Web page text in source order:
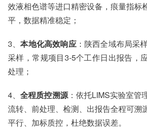
效液相色谱等进口精密设备，痕量指标
平，数据精准稳定；
3、本地化高效响应：陕西全域布局采
采样，常规项目3-5个工作日出报告，
处理；
4、全程质控溯源：依托LIMS实验室管
流转、前处理、检测、出报告全程可溯
平行、加标质控，杜绝数据误差。